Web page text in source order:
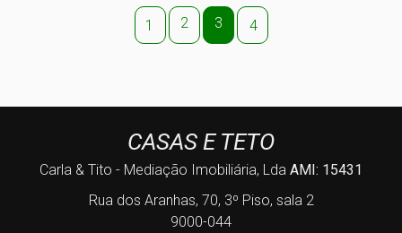
1 2 3 4
CASAS E TETO
Carla & Tito - Mediação Imobiliária, Lda AMI: 15431
Rua dos Aranhas, 70, 3º Piso, sala 2
9000-044